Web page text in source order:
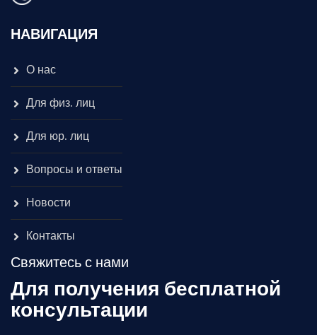
НАВИГАЦИЯ
О нас
Для физ. лиц
Для юр. лиц
Вопросы и ответы
Новости
Контакты
Свяжитесь с нами
Для получения бесплатной
консультации